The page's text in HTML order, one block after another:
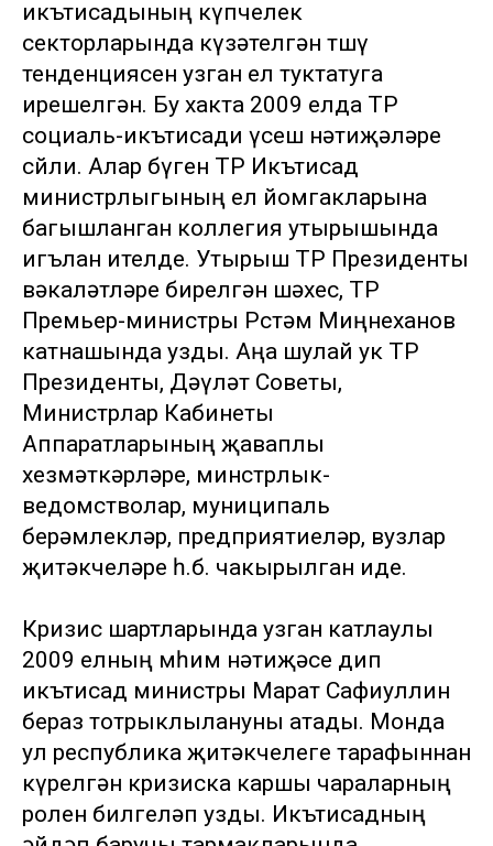
икътисадының күпчелек
секторларында күзәтелгән төшү
тенденциясен узган ел туктатуга
ирешелгән. Бу хакта 2009 елда ТР
социаль-икътисади үсеш нәтиҗәләре
сөйли. Алар бүген ТР Икътисад
министрлыгының ел йомгакларына
багышланган коллегия утырышында
игълан ителде. Утырыш ТР Президенты
вәкаләтләре бирелгән шәхес, ТР
Премьер-министры Рөстәм Миңнеханов
катнашында узды. Аңа шулай ук ТР
Президенты, Дәүләт Советы,
Министрлар Кабинеты
Аппаратларының җаваплы
хезмәткәрләре, минстрлык-
ведомстволар, муниципаль
берәмлекләр, предприятиеләр, вузлар
җитәкчеләре һ.б. чакырылган иде.
Кризис шартларында узган катлаулы
2009 елның мөһим нәтиҗәсе дип
икътисад министры Марат Сафиуллин
бераз тотрыклылануны атады. Монда
ул республика җитәкчелеге тарафыннан
күрелгән кризиска каршы чараларның
ролен билгеләп узды. Икътисадның